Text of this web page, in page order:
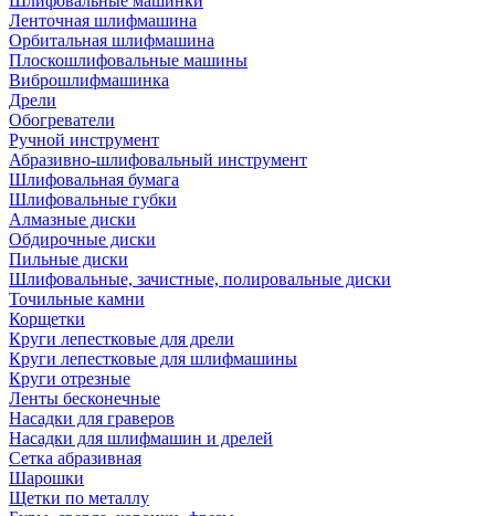
Ленточная шлифмашина
Орбитальная шлифмашина
Плоскошлифовальные машины
Виброшлифмашинка
Дрели
Обогреватели
Ручной инструмент
Абразивно-шлифовальный инструмент
Шлифовальная бумага
Шлифовальные губки
Алмазные диски
Обдирочные диски
Пильные диски
Шлифовальные, зачистные, полировальные диски
Точильные камни
Корщетки
Круги лепестковые для дрели
Круги лепестковые для шлифмашины
Круги отрезные
Ленты бесконечные
Насадки для граверов
Насадки для шлифмашин и дрелей
Сетка абразивная
Шарошки
Щетки по металлу